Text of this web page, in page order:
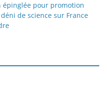
épinglée pour promotion
de science sur France